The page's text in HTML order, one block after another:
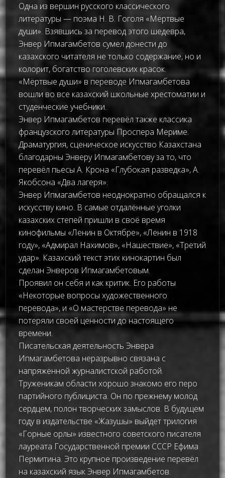
Одна из вершин русского классического
литературы — поэма Н. В. Гоголя «Мёртвые
души». Взявшись за перевод этого шедевра,
Энвер Ипмагамбетов сумел донести до
казахского читателя не только содержание, но и
колорит, богатство гоголевских красок.
«Мёртвые души» в переводе Ипмагамбетова
вошли во все казахский школьные хрестоматии и
студенческие учебники.
Энвер Ипмагамбетов перевёл также классика
французского литературы Проспера Мериме.
Драматургия, сценическое искусство Казахстана
благодарны Энверу Ипмагамбетову за то, что
перевёл пьесы А. Крона «Глубокая разведка», А.
Якобсона «Два лагеря».
Энвер Ипмагамбетов неоднократно обращался к
искусству кино. В самые отдалённые уголки
казахских степей пришли в своё время
кинофильмы «Ленин в Октябре», «Ленин в 1918
году», «Адмирал Нахимов», «Нашествие», «Третий
удар». Казахский текст этих кинокартин был
сделан Энверов Ипмагамбетовым.
Проявил он себя и как критик. Его работы
«Некоторые вопросы художественного
перевода», и «О мастерстве перевода» не
потеряли своей ценности до настоящего
времени.
Писательская деятельность Энвера
Ипмагамбетова неразрывно связана с
напряжённой журналистской работой.
Труженикам области хорошо знакомо его перо
партийного публициста. Он по прежнему молод
сердцем, полон творческих замыслов. В будущем
году в издательстве «Жазушы» выйдет трилогия
«Горные орлы» известного советского писателя
лауреата Государственной премии СССР Ефима
Пермитина. Это крупное произведение перевёл
на казахский язык Энвер Ипмагамбетов.